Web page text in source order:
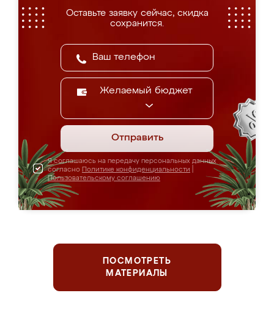
Оставьте заявку сейчас, скидка
сохранится.
Желаемый бюджет
Отправить
Я соглашаюсь на передачу персональных данных
согласно Политике конфиденциальности
Пользовательскому соглашению
ПОСМОТРЕТЬ
МАТЕРИАЛЫ